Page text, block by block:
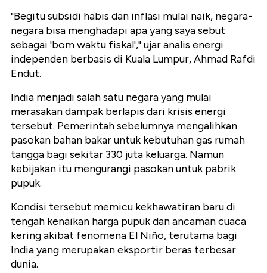
"Begitu subsidi habis dan inflasi mulai naik, negara-
negara bisa menghadapi apa yang saya sebut
sebagai 'bom waktu fiskal'," ujar analis energi
independen berbasis di Kuala Lumpur, Ahmad Rafdi
Endut.
India menjadi salah satu negara yang mulai
merasakan dampak berlapis dari krisis energi
tersebut. Pemerintah sebelumnya mengalihkan
pasokan bahan bakar untuk kebutuhan gas rumah
tangga bagi sekitar 330 juta keluarga. Namun
kebijakan itu mengurangi pasokan untuk pabrik
pupuk.
Kondisi tersebut memicu kekhawatiran baru di
tengah kenaikan harga pupuk dan ancaman cuaca
kering akibat fenomena El Niño, terutama bagi
India yang merupakan eksportir beras terbesar
dunia.